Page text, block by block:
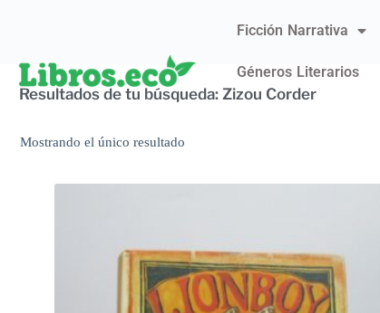
Ficción Narrativa
Géneros Literarios
Resultados de tu búsqueda: Zizou Corder
Mostrando el único resultado